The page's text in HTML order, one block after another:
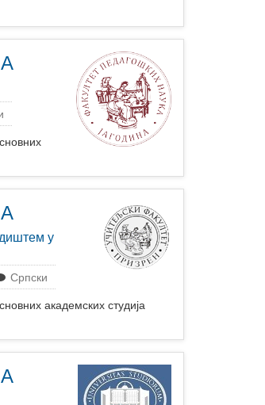
у
Српски
академских студија